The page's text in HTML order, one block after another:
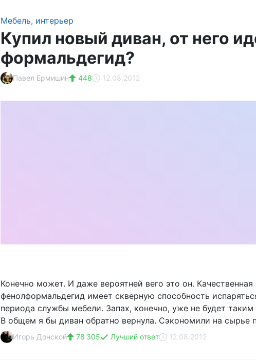
Мебель, интерьер
Купил новый диван, от него
формальдегид?
Павел Ермишин 448 12.08.2012
Конечно может. И даже вероятней вего это он.
фенолформальдегид имеет скверную способность
периода службы мебели. Запах, конечно, уже не будет таким
В общем я бы диван обратно вернула. Сэкономили на сырье
Игорь Донской 78 305 Лучший ответ 12.08.2012